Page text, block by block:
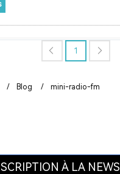
1
DE FENÊTRE
DE COMPTEUR À
RADIO
/ Blog / mini-radio-fm
À LA